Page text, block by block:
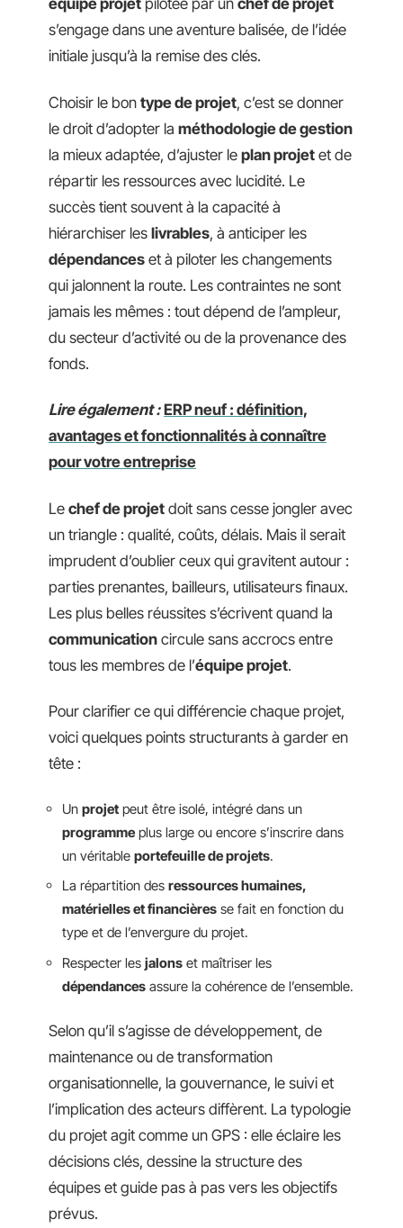
équipe projet pilotée par un chef de projet
s’engage dans une aventure balisée, de l’idée
initiale jusqu’à la remise des clés.
Choisir le bon type de projet, c’est se donner
le droit d’adopter la méthodologie de gestion
la mieux adaptée, d’ajuster le plan projet et de
répartir les ressources avec lucidité. Le
succès tient souvent à la capacité à
hiérarchiser les livrables, à anticiper les
dépendances et à piloter les changements
qui jalonnent la route. Les contraintes ne sont
jamais les mêmes : tout dépend de l’ampleur,
du secteur d’activité ou de la provenance des
fonds.
Lire également : ERP neuf : définition,
avantages et fonctionnalités à connaître
pour votre entreprise
Le chef de projet doit sans cesse jongler avec
un triangle : qualité, coûts, délais. Mais il serait
imprudent d’oublier ceux qui gravitent autour :
parties prenantes, bailleurs, utilisateurs finaux.
Les plus belles réussites s’écrivent quand la
communication circule sans accrocs entre
tous les membres de l’équipe projet.
Pour clarifier ce qui différencie chaque projet,
voici quelques points structurants à garder en
tête :
Un projet peut être isolé, intégré dans un
programme plus large ou encore s’inscrire dans
un véritable portefeuille de projets.
La répartition des ressources humaines,
matérielles et financières se fait en fonction du
type et de l’envergure du projet.
Respecter les jalons et maîtriser les
dépendances assure la cohérence de l’ensemble.
Selon qu’il s’agisse de développement, de
maintenance ou de transformation
organisationnelle, la gouvernance, le suivi et
l’implication des acteurs diffèrent. La typologie
du projet agit comme un GPS : elle éclaire les
décisions clés, dessine la structure des
équipes et guide pas à pas vers les objectifs
prévus.